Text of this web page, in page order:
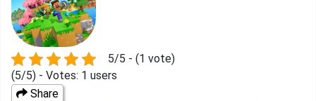
5/5 - (1 vote)
(5/5) - Votes: 1 users
Share